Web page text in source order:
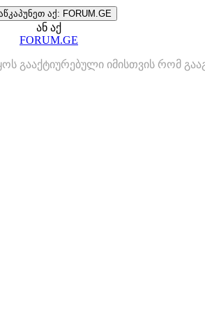
აქ: FORUM.GE
ან აქ
FORUM.GE
გააქტიურებული იმისთვის რომ